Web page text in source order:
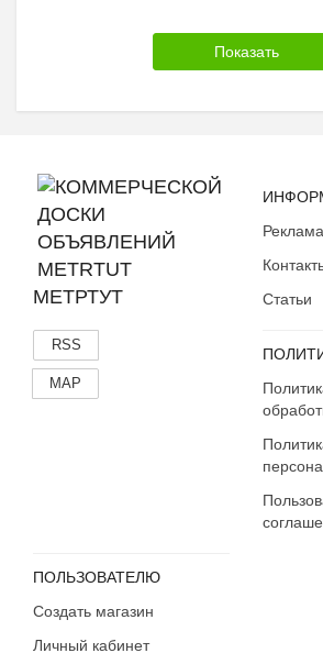
МЕТРТУТ
RSS
MAP
Статьи
ПОЛЬЗОВАТЕЛЮ
Создать магазин
Личный кабинет